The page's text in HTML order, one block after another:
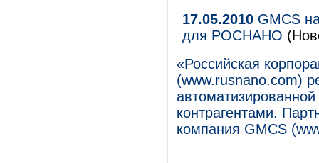
17.05.2010 GMCS
для РОСНАНО
«Российская
(www.rusnano.com)
контрагентами.
компания GMCS